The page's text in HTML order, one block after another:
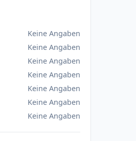
Keine Angaben
Keine Angaben
Keine Angaben
Keine Angaben
Keine Angaben
Keine Angaben
Keine Angaben